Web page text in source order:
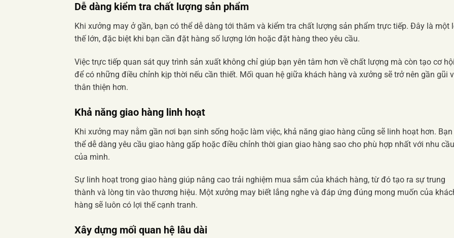
Dễ dàng kiểm tra chất lượng sản phẩm
Khi xưởng may ở gần, bạn có thể dễ dàng tới thăm và kiểm tra chất lượng sản phẩm trực tiếp. Đây là một
thế lớn, đặc biệt khi bạn cần đặt hàng số lượng lớn hoặc đặt hàng theo yêu cầu.
Việc trực tiếp quan sát quy trình sản xuất không chỉ giúp bạn yên tâm hơn về chất lượng mà còn tạo cơ hội
để có những điều chỉnh kịp thời nếu cần thiết. Mối quan hệ giữa khách hàng và xưởng sẽ trở nên gần gũi
thân thiện hơn.
Khả năng giao hàng linh hoạt
Khi xưởng may nằm gần nơi bạn sinh sống hoặc làm việc, khả năng giao hàng cũng sẽ linh hoạt hơn.
thể dễ dàng yêu cầu giao hàng gấp hoặc điều chỉnh thời gian giao hàng sao cho phù hợp nhất với nhu cầu
của mình.
Sự linh hoạt trong giao hàng giúp nâng cao trải nghiệm mua sắm của khách hàng, từ đó tạo ra sự trung
thành và lòng tin vào thương hiệu. Một xưởng may biết lắng nghe và đáp ứng đúng mong muốn của
hàng sẽ luôn có lợi thế cạnh tranh.
Xây dựng mối quan hệ lâu dài